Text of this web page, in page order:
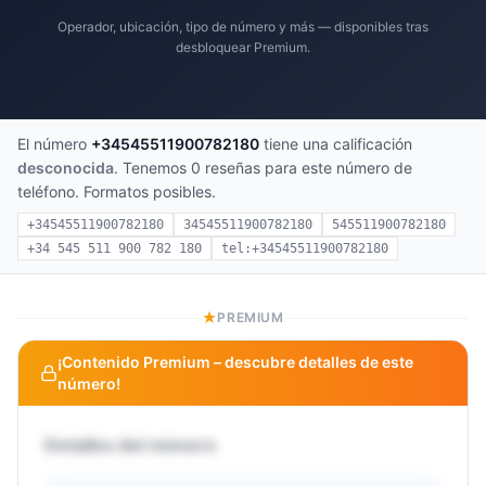
Operador, ubicación, tipo de número y más — disponibles tras
desbloquear Premium.
El número +34545511900782180 tiene una calificación
desconocida. Tenemos 0 reseñas para este número de
teléfono. Formatos posibles.
+34545511900782180 34545511900782180
545511900782180
+34 545 511 900 782 180
tel:+34545511900782180
PREMIUM
¡Contenido Premium – descubre detalles de este
número!
Detalles del número